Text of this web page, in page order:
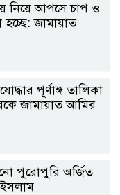
নিয়ে আপসে চাপ ও
জামায়াত
পূর্ণাঙ্গ তালিকা
জামায়াত আমির
পুরোপুরি অর্জিত